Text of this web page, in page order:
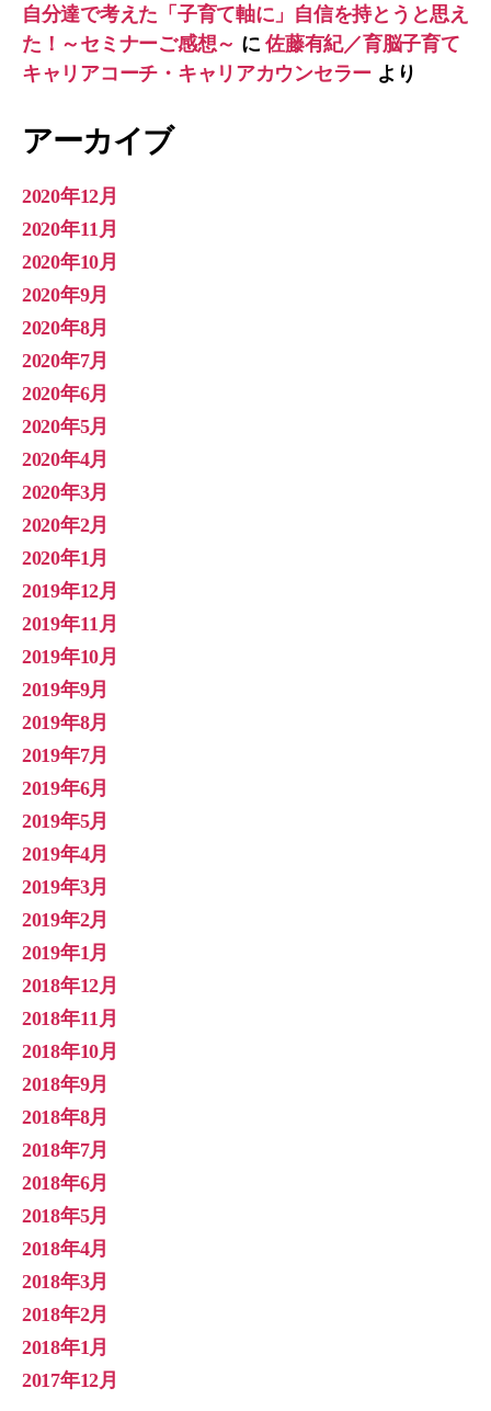
自分達で考えた「子育て軸に」自信を持とうと思え
た！～セミナーご感想～ に佐藤有紀／育脳子育て
キャリアコーチ・キャリアカウンセラー より
アーカイブ
2020年12月
2020年11月
2020年10月
2020年9月
2020年8月
2020年7月
2020年6月
2020年5月
2020年4月
2020年3月
2020年2月
2020年1月
2019年12月
2019年11月
2019年10月
2019年9月
2019年8月
2019年7月
2019年6月
2019年5月
2019年4月
2019年3月
2019年2月
2019年1月
2018年12月
2018年11月
2018年10月
2018年9月
2018年8月
2018年7月
2018年6月
2018年5月
2018年4月
2018年3月
2018年2月
2018年1月
2017年12月